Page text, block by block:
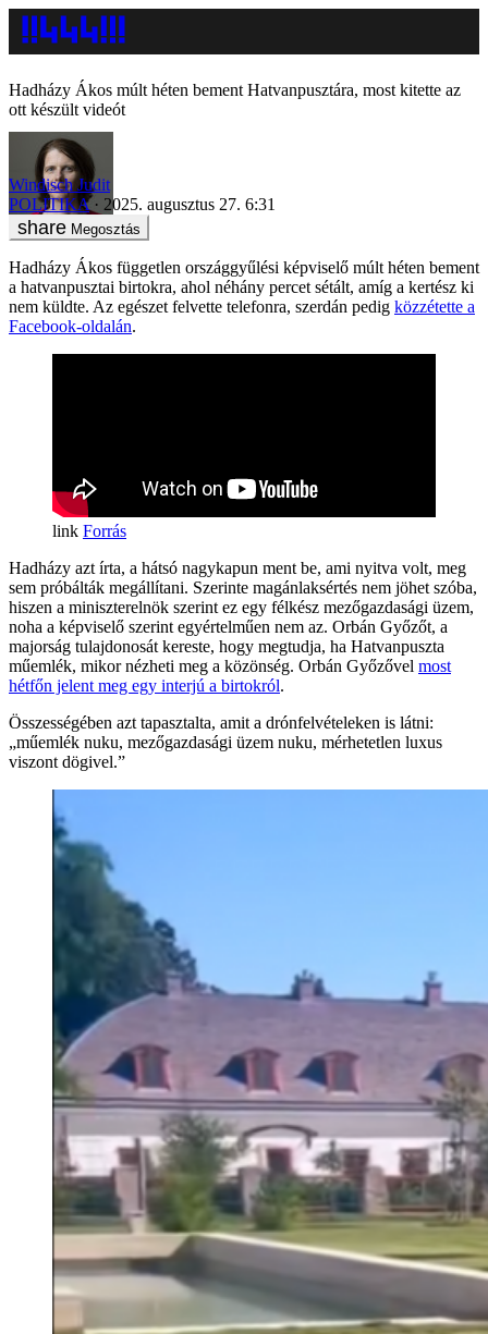
Hadházy Ákos múlt héten bement Hatvanpusztára, most kitette az
ott készült videót
Windisch Judit
POLITIKA
2025. augusztus 27. 6:31
Megosztás
Hadházy Ákos független országgyűlési képviselő múlt héten bement
a hatvanpusztai birtokra, ahol néhány percet sétált, amíg a kertész ki
nem küldte. Az egészet felvette telefonra, szerdán pedig közzétette a
Facebook-oldalán.
Forrás
Hadházy azt írta, a hátsó nagykapun ment be, ami nyitva volt, meg
sem próbálták megállítani. Szerinte magánlaksértés nem jöhet szóba,
hiszen a miniszterelnök szerint ez egy félkész mezőgazdasági üzem,
noha a képviselő szerint egyértelműen nem az. Orbán Győzőt, a
majorság tulajdonosát kereste, hogy megtudja, ha Hatvanpuszta
műemlék, mikor nézheti meg a közönség. Orbán Győzővel most
hétfőn jelent meg egy interjú a birtokról.
Összességében azt tapasztalta, amit a drónfelvételeken is látni:
„műemlék nuku, mezőgazdasági üzem nuku, mérhetetlen luxus
viszont dögivel.”